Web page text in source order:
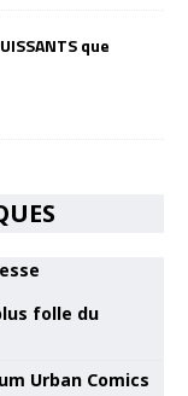
que
folle du